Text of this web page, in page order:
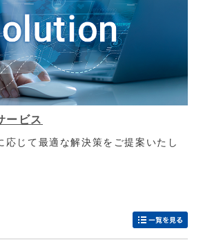
ービス
応じて最適な解決策をご提案いたし